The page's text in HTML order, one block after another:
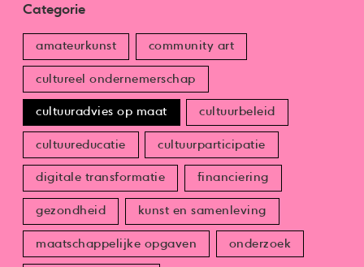
Categorie
amateurkunst community art
cultureel ondernemerschap
cultuuradvies op maat cultuurbeleid
cultuureducatie cultuurparticipatie
digitale transformatie financiering
gezondheid kunst en samenleving
maatschappelijke opgaven onderzoek